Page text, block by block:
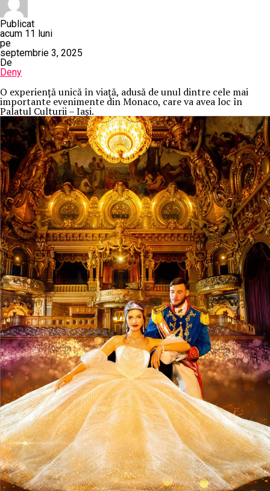
Publicat
acum 11 luni
pe
septembrie 3, 2025
De
Deny
O experiență unică în viață, adusă de unul dintre cele mai
importante evenimente din Monaco, care va avea loc în
Palatul Culturii – Iași.